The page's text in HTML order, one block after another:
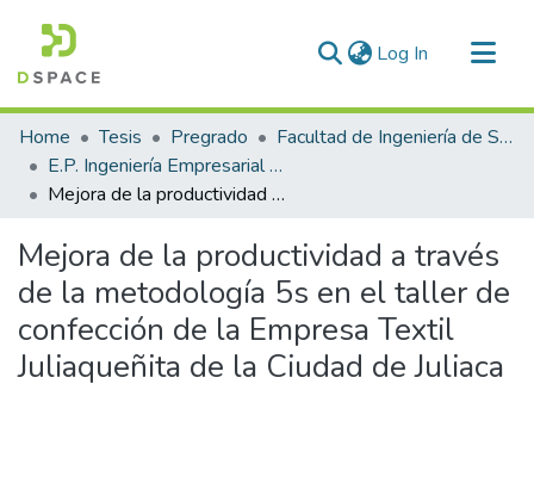
Log In (current)
Communities & Collections
All of DSpace
Statistics
Home Tesis Pregrado
Facultad de Ingeniería de Sistemas
E.P. Ingeniería Empresarial e Informática
Mejora de la productividad a través de la metodología 5s en el taller de confección de la Empresa Textil Juliaqueñita de la Ciudad de Juliaca
Mejora de la productividad a través
de la metodología 5s en el taller de
confección de la Empresa Textil
Juliaqueñita de la Ciudad de Juliaca